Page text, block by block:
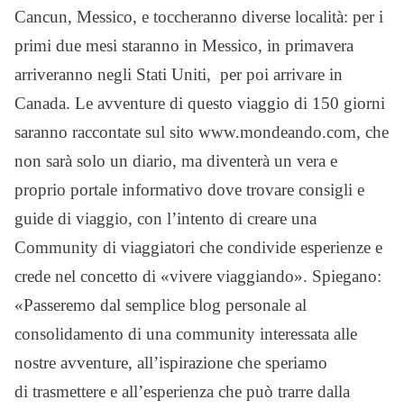
Cancun, Messico, e toccheranno diverse località: per i
primi due mesi staranno in Messico, in primavera
arriveranno negli Stati Uniti, per poi arrivare in
Canada. Le avventure di questo viaggio di 150 giorni
saranno raccontate sul sito www.mondeando.com, che
non sarà solo un diario, ma diventerà un vera e
proprio portale informativo dove trovare consigli e
guide di viaggio, con l’intento di creare una
Community di viaggiatori che condivide esperienze e
crede nel concetto di «vivere viaggiando». Spiegano:
«Passeremo dal semplice blog personale al
consolidamento di una community interessata alle
nostre avventure, all’ispirazione che speriamo
di trasmettere e all’esperienza che può trarre dalla